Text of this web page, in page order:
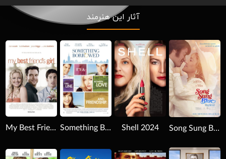
آثار این هنرمند
Download
Song Sung Blue 2025
Download
Shell 2024
Download
Something Borrowed 2011
My Best Friend's Girl 2008